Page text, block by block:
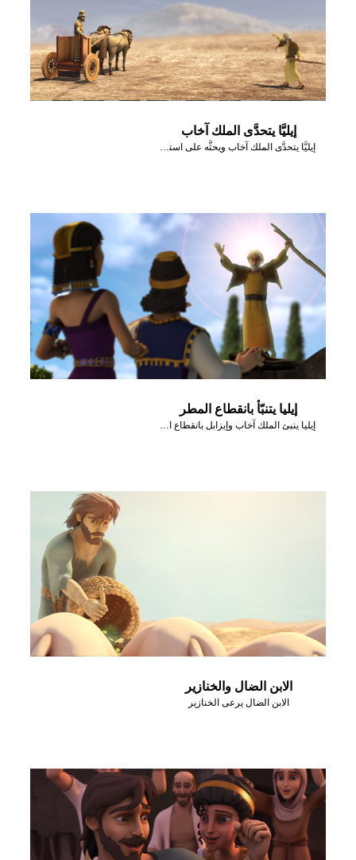
إيليَّا يتحدَّى الملك آخاب
إيليَّا يتحدَّى الملك آخاب ويحثَّه على استدعاء أنبياء البعل.
إيليا يتنبّأ بانقطاع المطر
الابن الضال والخنازير
الابن الضال يرعى الخنازير